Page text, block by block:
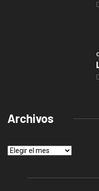
Archivos
Archivos